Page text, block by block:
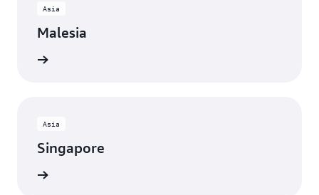
Asia
Malesia
Asia
Singapore